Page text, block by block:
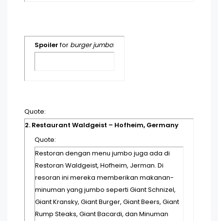
Spoilerfor burger jumbo:
Quote:
2. Restaurant Waldgeist – Hofheim, Germany
Quote:
Restoran dengan menu jumbo juga ada di
Restoran Waldgeist, Hofheim, Jerman. Di
resoran ini mereka memberikan makanan-
minuman yang jumbo seperti Giant Schnizel,
Giant Kransky, Giant Burger, Giant Beers, Giant
Rump Steaks, Giant Bacardi, dan Minuman